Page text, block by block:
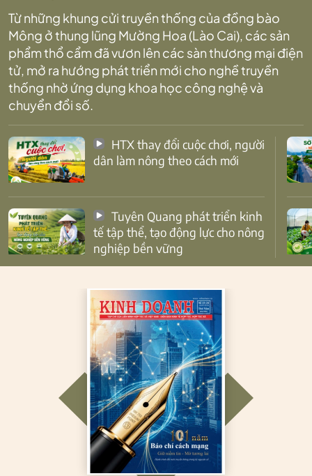
Từ những khung cửi truyền thống của đồng bào
Mông ở thung lũng Mường Hoa (Lào Cai), các sản
phẩm thổ cẩm đã vươn lên các sàn thương mại điện
tử, mở ra hướng phát triển mới cho nghề truyền
thống nhờ ứng dụng khoa học công nghệ và
chuyển đổi số.
dân làm nông theo cách mới
tế tập thể, tạo động lực cho nông
nghiệp bền vững